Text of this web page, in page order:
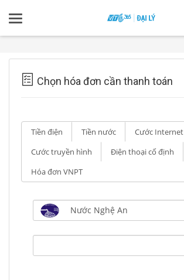
Chọn hóa đơn cần thanh toán
Tiền điện Tiền nước
Cước Internet
Cước truyền hình
Điện thoại cố định
Hóa đơn VNPT